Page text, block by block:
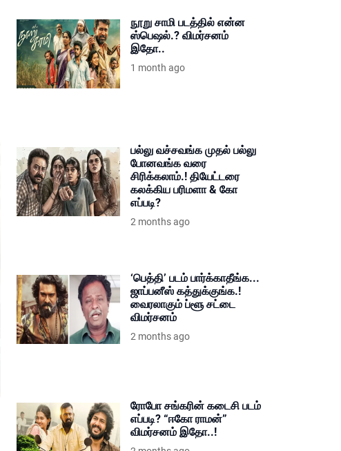
நூறு சாமி படத்தில் என்ன
ஸ்பெஷல்.? விமர்சனம்
இதோ..
1 month ago
பல்லு வச்சவங்க முதல் பல்லு
போனவங்க வரை
சிரிக்கலாம்.! தியேட்டரை
கலக்கிய பரிமளா & கோ
எப்படி?
2 months ago
‘பெத்தி’ படம் பார்க்காதீங்க...
ஜாப்பனீஸ் கத்துக்குங்க.!
வைரலாகும் ப்ளூ சட்டை
விமர்சனம்
2 months ago
ரோபோ சங்கரின் கடைசி படம்
எப்படி? “ஈகோ ராமன்”
விமர்சனம் இதோ..!